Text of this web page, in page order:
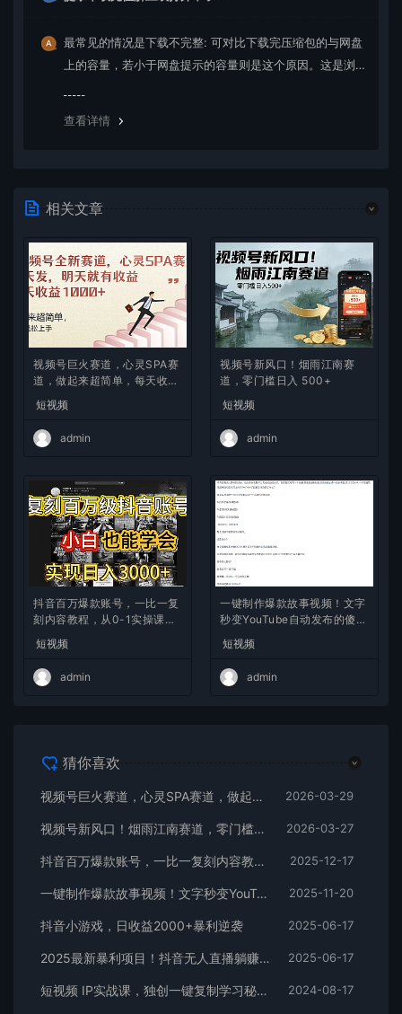
最常见的情况是下载不完整: 可对比下载完压缩包的与网盘
上的容量，若小于网盘提示的容量则是这个原因。这是浏
查看详情
相关文章
视频号巨火赛道，心灵SPA赛
道，做起来超简单，每天收益
800+
短视频
admin
视频号新风口！烟雨江南赛
道，零门槛日入 500+
短视频
admin
抖音百万爆款账号，一比一复
刻内容教程，从0-1实操课，
入10w+
短视频
admin
一键制作爆款故事视频！文字
秒变YouTube自动发布的傻瓜
短视频
admin
猜你喜欢
视频号巨火赛道，心灵SPA赛道，做起来超简单，每天收益800+ 2026-03-29
视频号新风口！烟雨江南赛道，零门槛日入 500+ 2026-03-27
抖音百万爆款账号，一比一复刻内容教程，从0-1实操课，小白也能学会，复制爆款，月入10w+ 2025-12-17
一键制作爆款故事视频！文字秒变YouTube自动发布的傻瓜式教程 2025-11-20
抖音小游戏，日收益2000+暴利逆袭 2025-06-17
2025最新暴利项目！抖音无人直播躺赚攻略！抖音无人直播3.0玩法！0门槛… 2025-06-17
短视频 IP实战课，独创一键复制学习秘籍，转战新领域，月赚五万轻松行 2024-08-17